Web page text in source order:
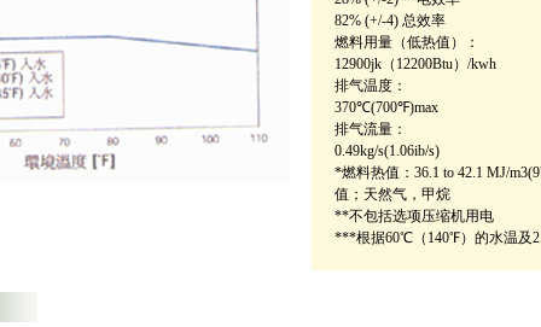
82% (+/-4) 总效率
燃料用量（低热值）：
12900jk（12200Btu）/kwh
排气温度：
370℃(700℉)max
排气流量：
0.49kg/s(1.06ib/s)
*燃料热值：36.1 to 42.1 MJ/
值；天然气，甲烷
**不包括选项压缩机用电
***根据60℃（140℉）的水温及